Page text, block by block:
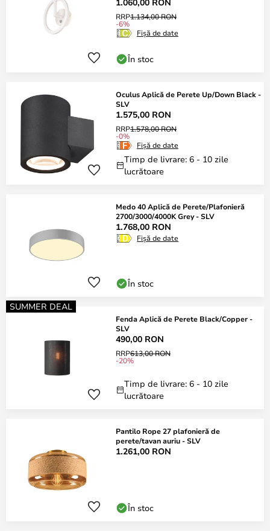
RRP1.134,00 RON
-6%
Fișă de date
În stoc
Oculus Aplică de Perete Up/Down Black -
SLV
1.575,00 RON
RRP1.578,00 RON
-0%
Fișă de date
Timp de livrare: 6 - 10 zile
lucrătoare
Medo 40 Aplică de Perete/Plafonieră
2700/3000/4000K Grey - SLV
1.768,00 RON
Fișă de date
În stoc
SUMMER DEAL
Fenda Aplică de Perete Black/Copper -
SLV
490,00 RON
RRP613,00 RON
-20%
Timp de livrare: 6 - 10 zile
lucrătoare
Pantilo Rope 27 plafonieră de
perete/tavan auriu - SLV
1.261,00 RON
În stoc